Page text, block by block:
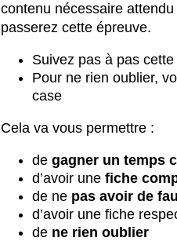
contenu nécessaire
passerez cette épreuve.
Suivez pas à pas
Pour ne rien oublier,
case
Cela va vous permettre :
de gagner un temps
d’avoir une fiche
de ne pas avoir de
d’avoir une fiche
de ne rien oublier